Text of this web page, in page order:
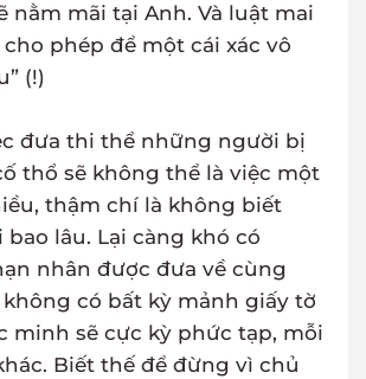
nằm mãi tại Anh. Và luật mai
phép để một cái xác vô
(!)
đưa thi thể những người bị
thổ sẽ không thể là việc một
thậm chí là không biết
bao lâu. Lại càng khó có
nhân được đưa về cùng
có bất kỳ mảnh giấy tờ
minh sẽ cực kỳ phức tạp, mỗi
Biết thế để đừng vì chủ